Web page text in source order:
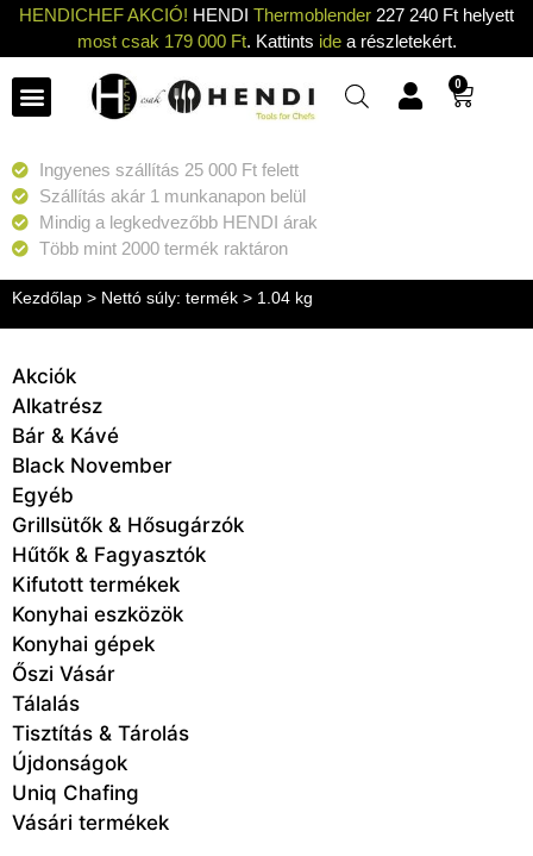
HENDICHEF AKCIÓ! HENDI Thermoblender 227 240 Ft helyett
most csak 179 000 Ft. Kattints idea részletekért.
0
Ingyenes szállítás 25 000 Ft felett
Szállítás akár 1 munkanapon belül
Mindig a legkedvezőbb HENDI árak
Több mint 2000 termék raktáron
Kezdőlap > Nettó súly: termék > 1.04 kg
Akciók
Alkatrész
Bár & Kávé
Black November
Egyéb
Grillsütők & Hősugárzók
Hűtők & Fagyasztók
Kifutott termékek
Konyhai eszközök
Konyhai gépek
Őszi Vásár
Tálalás
Tisztítás & Tárolás
Újdonságok
Uniq Chafing
Vásári termékek